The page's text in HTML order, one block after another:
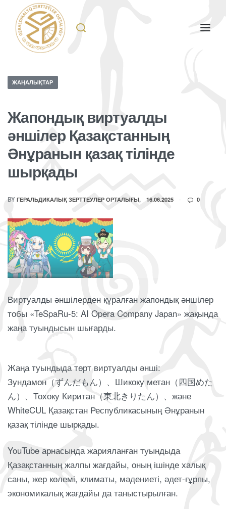
ЖАҢАЛЫҚТАР
Жапондық виртуалды
әншілер Қазақстанның
Әнұранын қазақ тілінде
шырқады
BY ГЕРАЛЬДИКАЛЫҚ ЗЕРТТЕУЛЕР ОРТАЛЫҒЫ 16.06.2025 0
Виртуалды әншілерден құралған жапондық әншілер
тобы «TeSpaRu-5: AI Opera Company Japan» жақында
жаңа туындысын шығарды.
Жаңа туындыда төрт виртуалды әнші:
Зундамон（ずんだもん）、Шикоку метан（四国めた
ん）、Тохоку Киритан（東北きりたん）、және
WhiteCUL Қазақстан Республикасының Әнұранын
қазақ тілінде шырқады.
YouTube арнасында жарияланған туындыда
Қазақстанның жалпы жағдайы, оның ішінде халық
саны, жер көлемі, климаты, мәдениеті, әдет-ғұрпы,
экономикалық жағдайы да таныстырылған.